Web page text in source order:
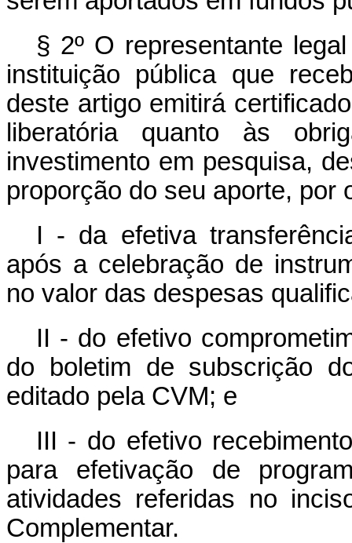
§ 2º O representante
instituição pública que
deste artigo emitirá
liberatória quanto às
investimento em pesquisa,
proporção do seu aporte, por
I - da efetiva
após a celebração de
no valor das despesas
II - do efetivo
do boletim de subscrição
editado pela CVM; e
III - do efetivo
para efetivação de
atividades referidas no
Complementar.